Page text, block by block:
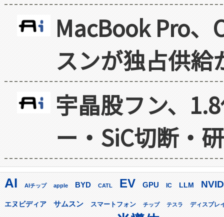
MacBook Pro
スンが独占供給
宇晶股フン、
ー・SiC切断・
AI AIチップ apple BYD CATL EV GPU IC LLM
エヌビディア サムスン スマートフォン チップ テスラ ディスプレ